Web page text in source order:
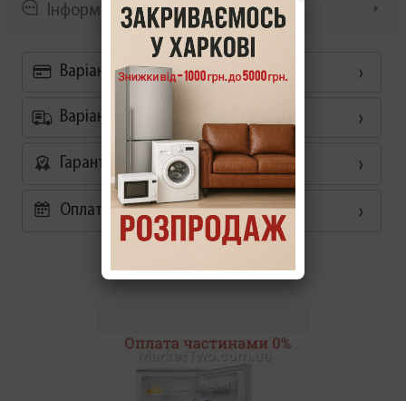
Інформація/демонстрація
Варіанти оплати
Варіанти доставки
Гарантія
Оплата частинами 0%
Схожі товари